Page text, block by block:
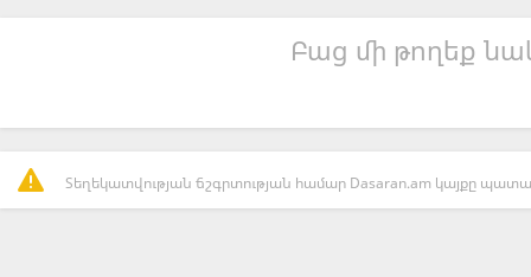
Բաց մի թողեք
Տեղեկատվության ճշգրտության համար Dasaran.am կայքը